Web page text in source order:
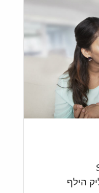
הילף